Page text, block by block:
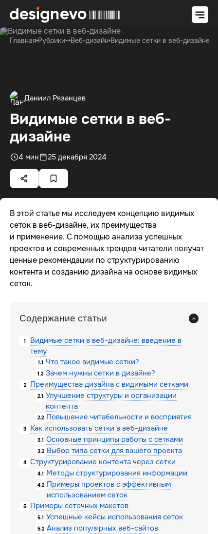
Главная Рубрики Веб-дизайн Видимые сетки в веб-дизайне
4 мин 25 декабря 2024
Видимые сетки в веб-
дизайне
Даниил Рязанцев
В этой статье мы исследуем концепцию видимых
сеток в веб-дизайне, их преимущества
и применение. С помощью анализа успешных
проектов и современных трендов читатели получат
ценные рекомендации по структурированию
контента и созданию дизайна на основе видимых
сеток.
Содержание статьи
1
Видимые сетки в веб-дизайне: введение в
тему
1.1 Что такое видимые сетки?
1.2 Зачем нужны сетки в дизайне?
2 Преимущества дизайна с видимыми сетками
2.1 Улучшение структуры и организации
контента
2.2 Повышение читабельности и восприятия
3 Как использовать сетки в веб-дизайне
3.1 Основные принципы работы с сетками
3.2 Выбор типа сетки для вашего проекта
4 Структурирование контента через сетки
4.1 Методы структурирования информации
4.2 Примеры проектов с эффективным
использованием сеток
5 Примеры сеточных макетов
5.1 Успешные кейсы использования сеток
5.2 Анализ популярных веб-сайтов